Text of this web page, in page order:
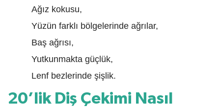
Ağız kokusu,
Yüzün farklı bölgelerinde ağrılar,
Baş ağrısı,
Yutkunmakta güçlük,
Lenf bezlerinde şişlik.
20’lik Diş Çekimi Nasıl